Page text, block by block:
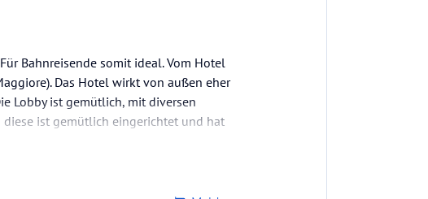
Bahnreisende somit ideal. Vom Hotel
Das Hotel wirkt von außen eher
Lobby ist gemütlich, mit diversen
diese ist gemütlich eingerichtet und hat